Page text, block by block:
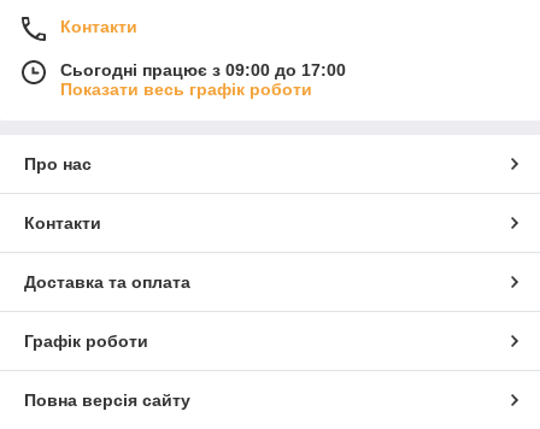
Контакти
Сьогодні працює з 09:00 до 17:00
Показати весь графік роботи
Про нас
Контакти
Доставка та оплата
Графік роботи
Повна версія сайту